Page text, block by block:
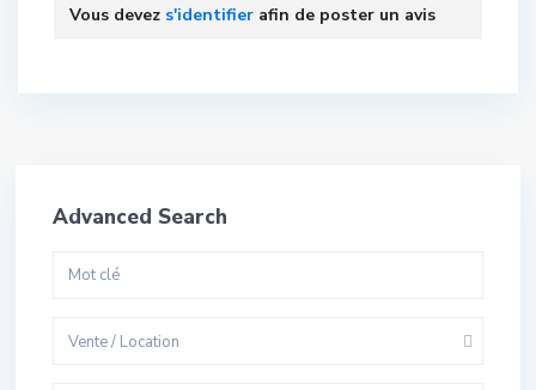
Vous devez s'identifier afin de poster un avis
Advanced Search
Vente / Location